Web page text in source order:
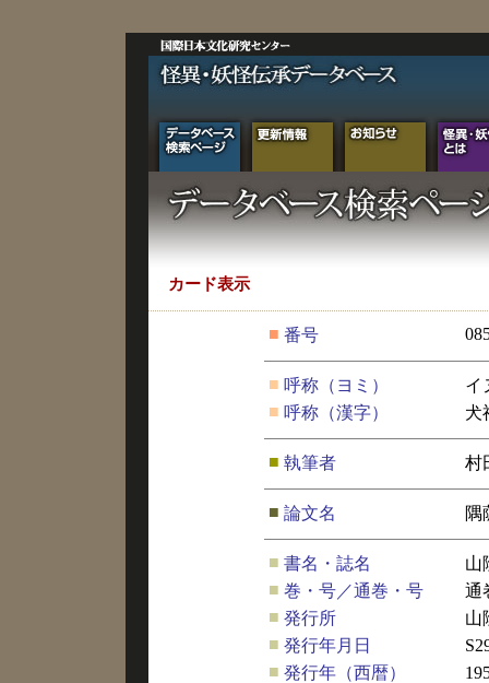
カード表示
■ 番号
■ 呼称（ヨミ）
イ
■ 呼称（漢字） 犬
■ 執筆者 村
■ 論文名 隅
■ 書名・誌名
山
■ 巻・号／通巻・号
通
■ 発行所
山
■ 発行年月日
■ 発行年（西暦）